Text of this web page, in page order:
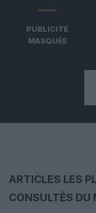
PUBLICITÉ
MASQUÉE
ARTICLES LES
CONSULTÉS DU